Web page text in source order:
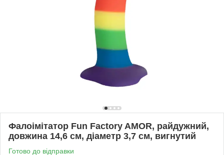
Фалоімітатор Fun Factory AMOR, райдужний,
довжина 14,6 см, діаметр 3,7 см, вигнутий
Готово до відправки